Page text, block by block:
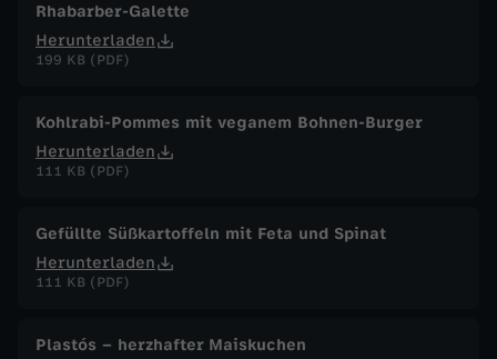
Rhabarber-Galette
Herunterladen
199 KB (PDF)
Kohlrabi-Pommes mit veganem Bohnen-Burger
Herunterladen
111 KB (PDF)
Gefüllte Süßkartoffeln mit Feta und Spinat
Herunterladen
111 KB (PDF)
Plastós – herzhafter Maiskuchen